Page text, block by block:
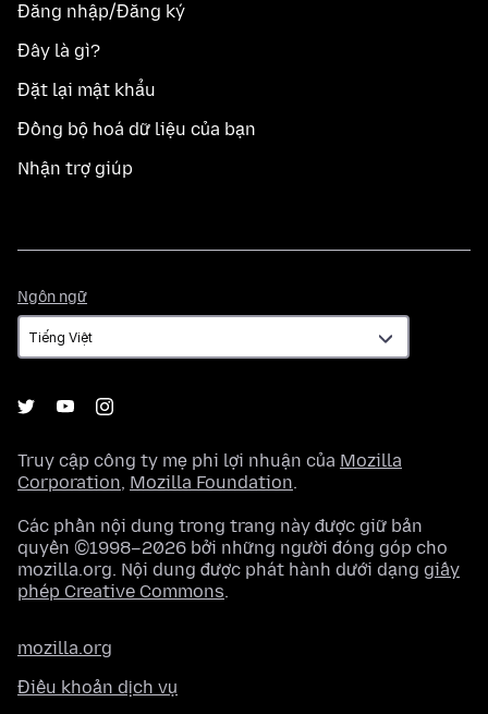
Đăng nhập/Đăng ký
Đây là gì?
Đặt lại mật khẩu
Đồng bộ hoá dữ liệu của bạn
Nhận trợ giúp
Ngôn ngữ
ngữ
Truy cập công ty mẹ phi lợi nhuận của Mozilla
Corporation, Mozilla Foundation.
Các phần nội dung trong trang này được giữ bản
quyền ©1998–2026 bởi những người đóng góp cho
mozilla.org. Nội dung được phát hành dưới dạng giấy
phép Creative Commons.
mozilla.org
Điều khoản dịch vụ